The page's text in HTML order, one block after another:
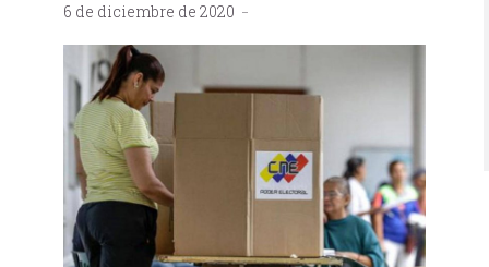
6 de diciembre de 2020